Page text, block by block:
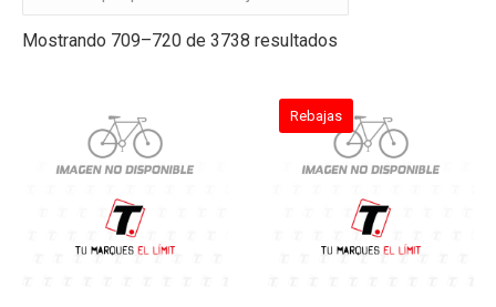
Mostrando 709–720 de 3738 resultados
precio:
alto
a
bajo
Rebajas